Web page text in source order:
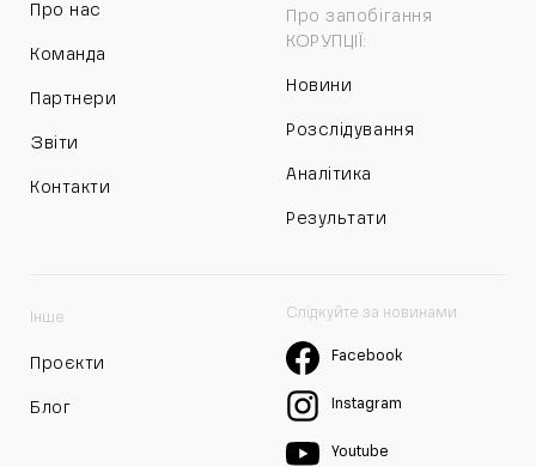
Про нас
Команда
Партнери
Звіти
Контакти
Про запобігання
КОРУПЦІЇ:
Новини
Розслідування
Аналітика
Результати
Інше
Проєкти
Блог
Слідкуйте за новинами
Facebook
Instagram
Youtube